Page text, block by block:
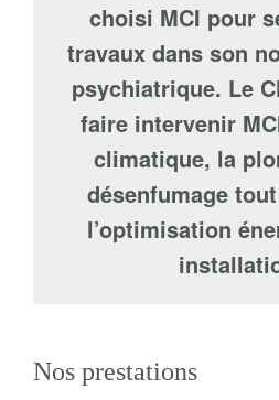
choisi MCI pour
travaux dans son
psychiatrique. Le
faire intervenir
climatique, la
désenfumage
l’optimisation
Nos prestations